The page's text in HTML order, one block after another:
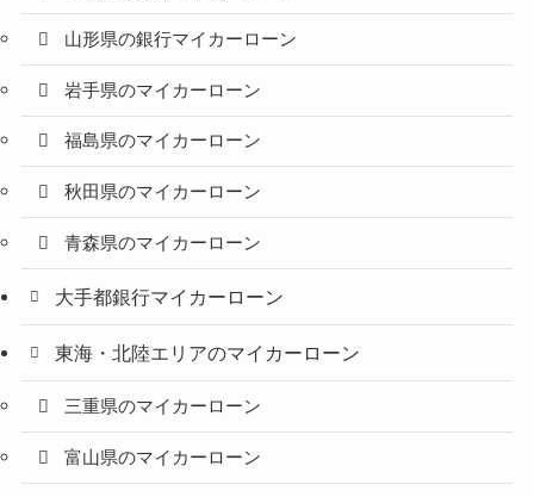
山形県の銀行マイカーローン
岩手県のマイカーローン
福島県のマイカーローン
秋田県のマイカーローン
青森県のマイカーローン
大手都銀行マイカーローン
東海・北陸エリアのマイカーローン
三重県のマイカーローン
富山県のマイカーローン